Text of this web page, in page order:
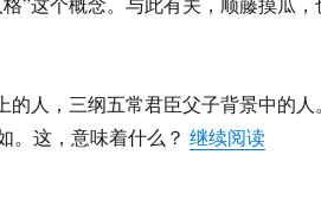
人，三纲五常君臣父子背景中的人
。这，意味着什么？ 继续阅读“《大